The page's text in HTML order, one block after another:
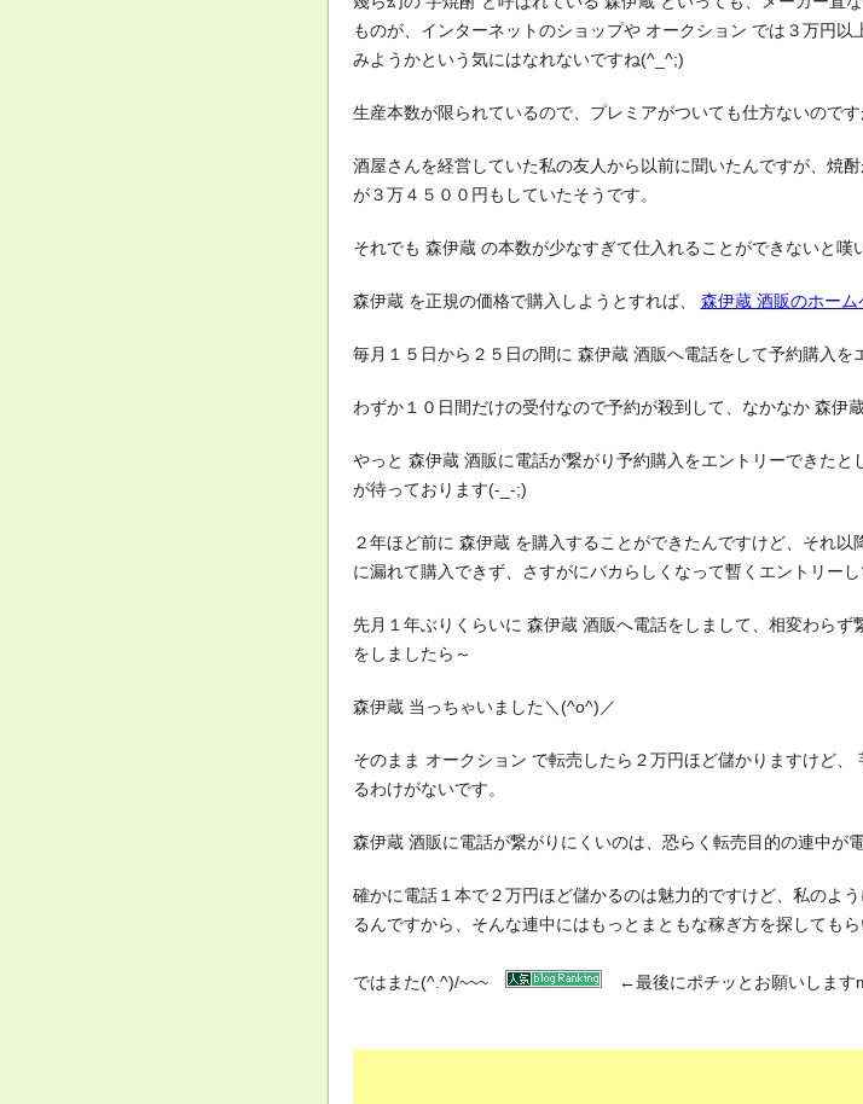
ものが、インターネットのショップや オークション では３万円
みようかという気にはなれないですね(^_^;)
生産本数が限られているので、プレミアがついても仕方ないのです
酒屋さんを経営していた私の友人から以前に聞いたんですが、焼
が３万４５００円もしていたそうです。
それでも 森伊蔵 の本数が少なすぎて仕入れることができないと嘆
森伊蔵 を正規の価格で購入しようとすれば、 森伊蔵 酒販のホーム
毎月１５日から２５日の間に 森伊蔵 酒販へ電話をして予約購入を
わずか１０日間だけの受付なので予約が殺到して、なかなか 森伊
やっと 森伊蔵 酒販に電話が繋がり予約購入をエントリーできた
が待っております(-_-;)
２年ほど前に 森伊蔵 を購入することができたんですけど、それ
に漏れて購入できず、さすがにバカらしくなって暫くエントリーし
先月１年ぶりくらいに 森伊蔵 酒販へ電話をしまして、相変わら
をしましたら～
森伊蔵 当っちゃいました＼(^o^)／
そのまま オークション で転売したら２万円ほど儲かりますけど
るわけがないです。
森伊蔵 酒販に電話が繋がりにくいのは、恐らく転売目的の連中が
確かに電話１本で２万円ほど儲かるのは魅力的ですけど、私のよ
るんですから、そんな連中にはもっとまともな稼ぎ方を探してもら
ではまた(^.^)/~~~ ←最後にポチッとお願いします